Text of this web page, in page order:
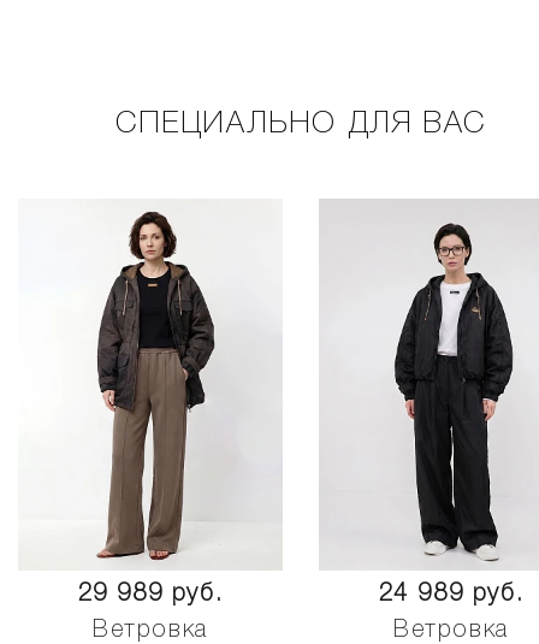
СПЕЦИАЛЬНО ДЛЯ ВАС
29 989 руб.
Ветровка
24 989 руб.
Ветровка